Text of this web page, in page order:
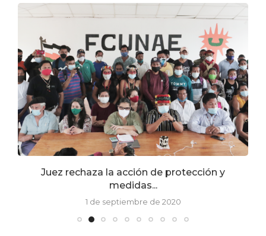
Juez rechaza la acción de protección y
medidas...
1 de septiembre de 2020